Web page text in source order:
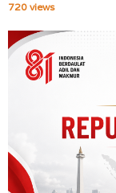
720 views